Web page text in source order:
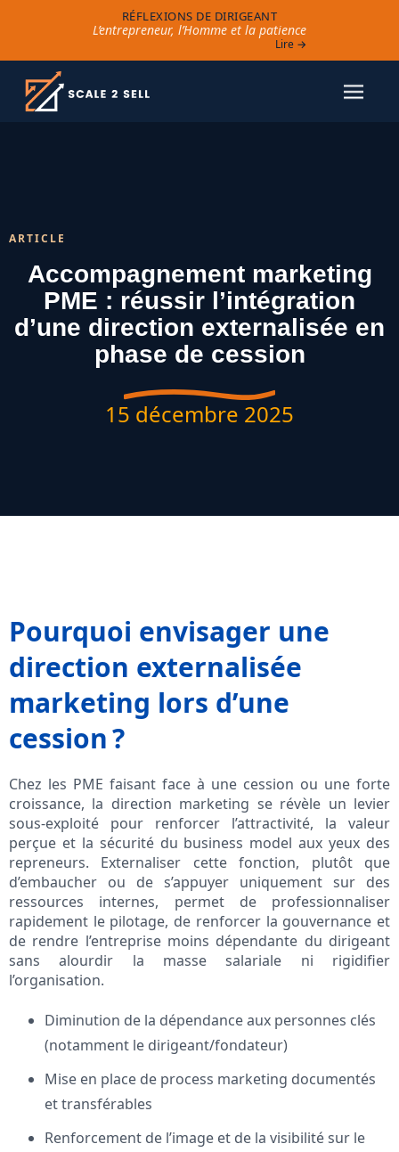
RÉFLEXIONS DE DIRIGEANT
L’entrepreneur, l’Homme et la patience
Lire →
ARTICLE
Accompagnement marketing
PME : réussir l’intégration
d’une direction externalisée en
phase de cession
15 décembre 2025
Pourquoi envisager une
direction externalisée
marketing lors d’une
cession ?
Chez les PME faisant face à une cession ou une forte
croissance, la direction marketing se révèle un levier
sous-exploité pour renforcer l’attractivité, la valeur
perçue et la sécurité du business model aux yeux des
repreneurs. Externaliser cette fonction, plutôt que
d’embaucher ou de s’appuyer uniquement sur des
ressources internes, permet de professionnaliser
rapidement le pilotage, de renforcer la gouvernance et
de rendre l’entreprise moins dépendante du dirigeant
sans alourdir la masse salariale ni rigidifier
l’organisation.
Diminution de la dépendance aux personnes clés
(notamment le dirigeant/fondateur)
Mise en place de process marketing documentés
et transférables
Renforcement de l’image et de la visibilité sur le